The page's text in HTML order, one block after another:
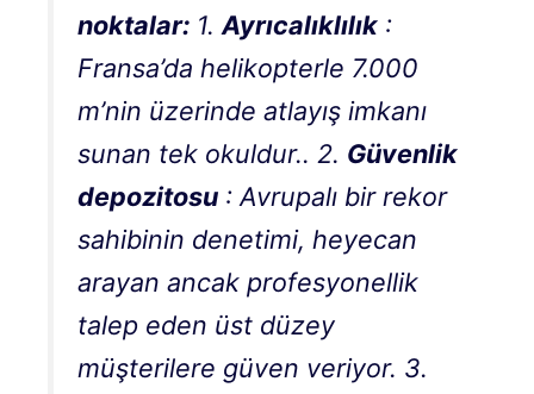
noktalar: 1. Ayrıcalıklılık :
Fransa’da helikopterle 7.000
m’nin üzerinde atlayış imkanı
sunan tek okuldur.. 2. Güvenlik
depozitosu : Avrupalı ​​bir rekor
sahibinin denetimi, heyecan
arayan ancak profesyonellik
talep eden üst düzey
müşterilere güven veriyor. 3.